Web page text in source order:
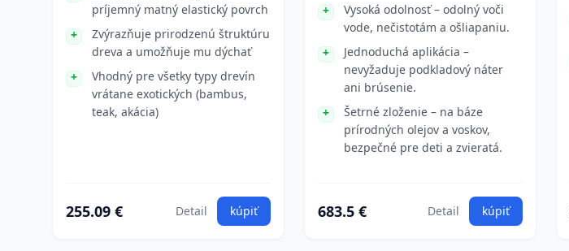
príjemný matný elastický povrch
Zvýrazňuje prirodzenú štruktúru
dreva a umožňuje mu dýchať
Vhodný pre všetky typy drevín
vrátane exotických (bambus,
teak, akácia)
255.09 € Detail kúpiť
Vysoká odolnosť – odolný voči
vode, nečistotám a ošliapaniu.
Jednoduchá aplikácia –
nevyžaduje podkladový náter
ani brúsenie.
Šetrné zloženie – na báze
prírodných olejov a voskov,
bezpečné pre deti a zvieratá.
683.5 € Detail kúpiť